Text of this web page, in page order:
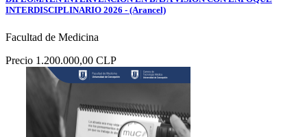
INTERDISCIPLINARIO 2026 - (Arancel)
Facultad de Medicina
Precio 1.200.000,00 CLP